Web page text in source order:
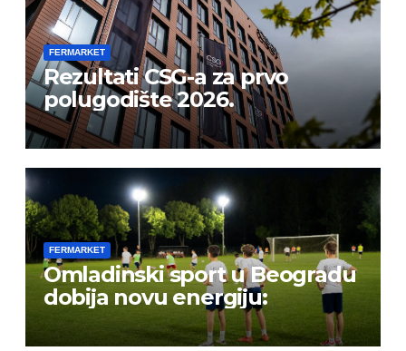
FERMARKET
Rezultati CSG-a za prvo
polugodište 2026.
FERMARKET
Omladinski sport u Beogradu
dobija novu energiju: